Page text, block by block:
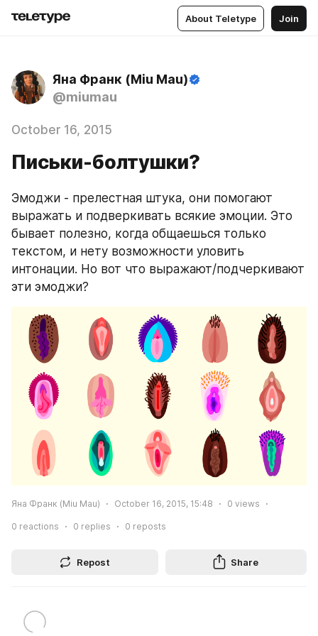
About Teletype Join
Яна Франк (Miu Mau)
@miumau
October 16, 2015
Письки-болтушки?
Эмоджи - прелестная штука, они помогают
выражать и подверкивать всякие эмоции. Это
бывает полезно, когда общаешься только
текстом, и нету возможности уловить
интонации. Но вот что выражают/подчеркивают
эти эмоджи?
Яна Франк (Miu Mau) October 16, 2015, 15:48 0 views
0 reactions 0 replies 0 reposts
Repost Share